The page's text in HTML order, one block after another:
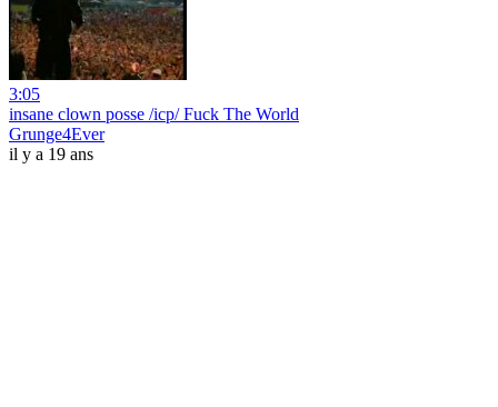
3:05
insane clown posse /icp/ Fuck The World
Grunge4Ever
il y a 19 ans